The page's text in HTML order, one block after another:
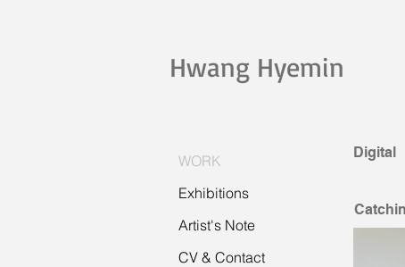
Hwang Hyemin
Digital
WORK
Exhibitions
Artist's Note
CV & Contact